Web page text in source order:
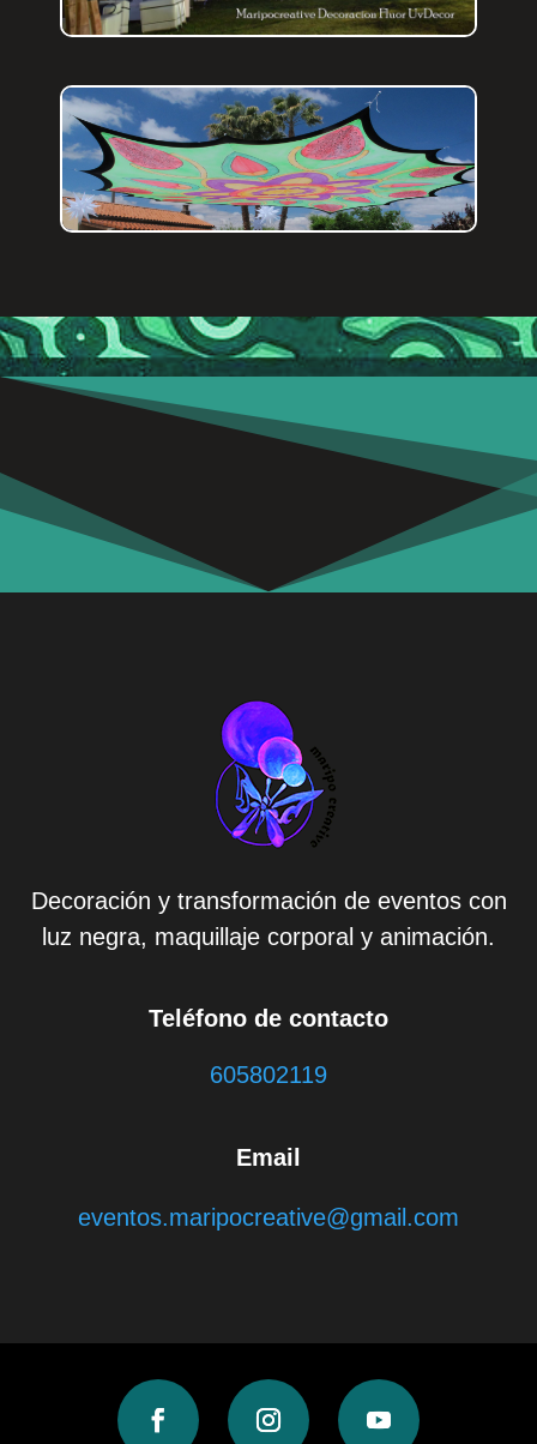
Decoración y transformación de eventos con
luz negra, maquillaje corporal y animación.
Teléfono de contacto
605802119
Email
eventos.maripocreative@gmail.com